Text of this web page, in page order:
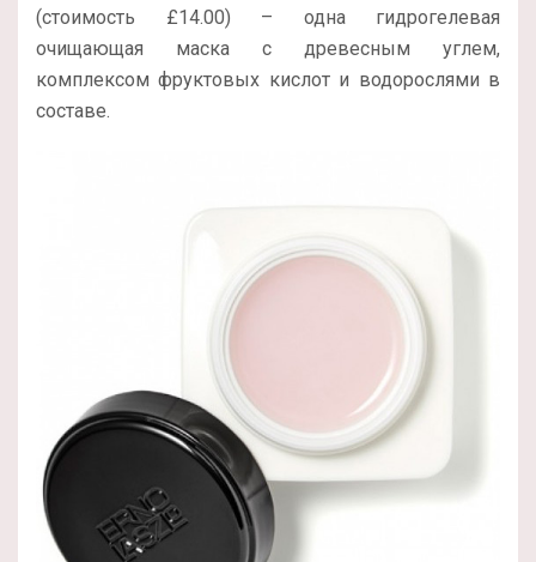
(стоимость £14.00) – одна гидрогелевая
очищающая маска с древесным углем,
комплексом фруктовых кислот и водорослями в
составе.